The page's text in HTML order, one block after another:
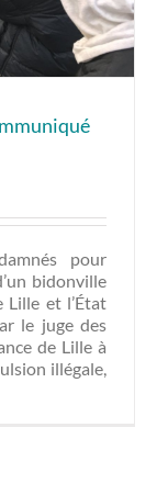
pour
bidonville
Lille et l’État
le juge des
de Lille à
illégale,